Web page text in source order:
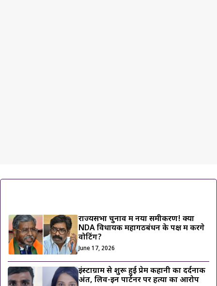
राज्यसभा चुनाव में नया समीकरण! क्या
NDA विधायक महागठबंधन के पक्ष में करेंगे
वोटिंग?
June 17, 2026
इंस्टाग्राम से शुरू हुई प्रेम कहानी का दर्दनाक
अंत, लिव-इन पार्टनर पर हत्या का आरोप